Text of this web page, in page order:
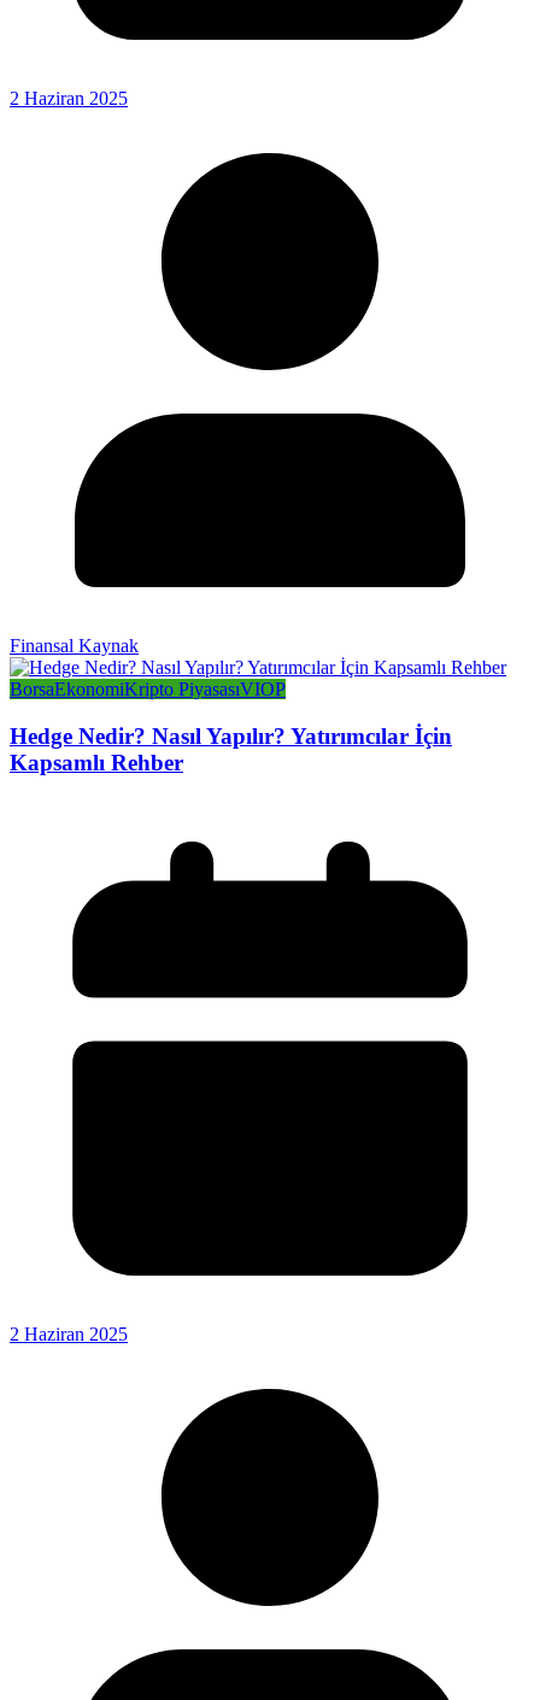
2 Haziran 2025
Finansal Kaynak
BorsaEkonomiKripto PiyasasıVIOP
Hedge Nedir? Nasıl Yapılır? Yatırımcılar İçin
Kapsamlı Rehber
2 Haziran 2025